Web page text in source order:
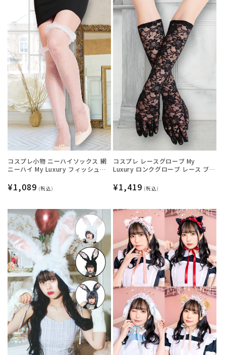
コスプレ小物 ニーハイソックス 網
ニーハイ My Luxury フィッシュネ
リーサイズ ホワイト【クリアスト
ーン】
通
価
格
¥1,089 (税込)
コスプレ レースグローブ My
Luxury ロンクグローブ レース ブラ
ック【クリアストーン】
通
価
¥1,419 (税込)